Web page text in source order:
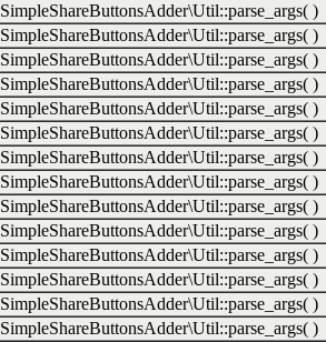
SimpleShareButtonsAdder\Util::parse_args( )
SimpleShareButtonsAdder\Util::parse_args( )
SimpleShareButtonsAdder\Util::parse_args( )
SimpleShareButtonsAdder\Util::parse_args( )
SimpleShareButtonsAdder\Util::parse_args( )
SimpleShareButtonsAdder\Util::parse_args( )
SimpleShareButtonsAdder\Util::parse_args( )
SimpleShareButtonsAdder\Util::parse_args( )
SimpleShareButtonsAdder\Util::parse_args( )
SimpleShareButtonsAdder\Util::parse_args( )
SimpleShareButtonsAdder\Util::parse_args( )
SimpleShareButtonsAdder\Util::parse_args( )
SimpleShareButtonsAdder\Util::parse_args( )
SimpleShareButtonsAdder\Util::parse_args( )